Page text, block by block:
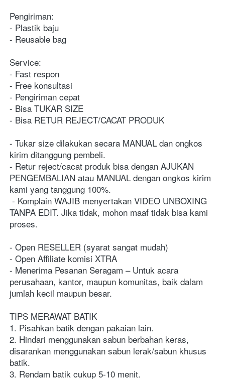
Pengiriman:
- Plastik baju
- Reusable bag
Service:
- Fast respon
- Free konsultasi
- Pengiriman cepat
- Bisa TUKAR SIZE
- Bisa RETUR REJECT/CACAT PRODUK
- Tukar size dilakukan secara MANUAL dan ongkos
kirim ditanggung pembeli.
- Retur reject/cacat produk bisa dengan AJUKAN
PENGEMBALIAN atau MANUAL dengan ongkos kirim
kami yang tanggung 100%.
TANPA EDIT. Jika tidak, mohon maaf tidak bisa kami
proses.
- Open RESELLER (syarat sangat mudah)
- Open Affiliate komisi XTRA
- Menerima Pesanan Seragam – Untuk acara
perusahaan, kantor, maupun komunitas, baik dalam
jumlah kecil maupun besar.
TIPS MERAWAT BATIK
1. Pisahkan batik dengan pakaian lain.
2. Hindari menggunakan sabun berbahan keras,
disarankan menggunakan sabun lerak/sabun khusus
batik.
3. Rendam batik cukup 5-10 menit.